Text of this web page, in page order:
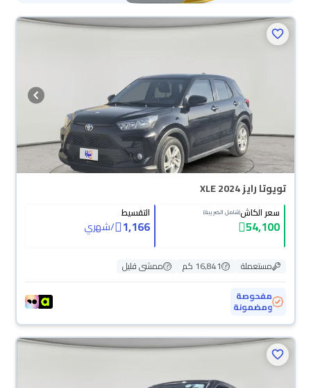
تويوتا رايز XLE 2024
سعر الكاش(شامل الضريبة)
54,100
التقسيط
1,166
/شهري
مستعملة 16,841 كم
ممشى قليل
مفحوصة
ومضمونة